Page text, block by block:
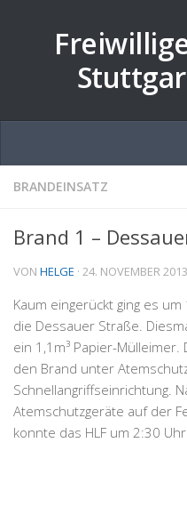
BRANDEINSATZ
Brand 1 –
VON HELGE · 24. NOVEMBER 2013
Kaum eingerückt ging es
die Dessauer Straße.
ein 1,1m³ Papier-Mülleimer.
den Brand unter
Schnellangriffseinrichtung.
Atemschutzgeräte auf der
konnte das HLF um 2:30